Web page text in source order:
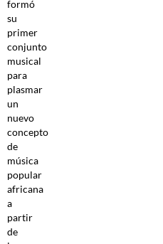
formó
su
primer
conjunto
musical
para
plasmar
un
nuevo
concepto
de
música
popular
africana
a
partir
de